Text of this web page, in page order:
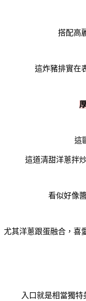
搭配高
這炸豬排實在
這
這道清甜洋蔥拌
看似好像
尤其洋蔥跟蛋融合，喜
入口就是相當獨